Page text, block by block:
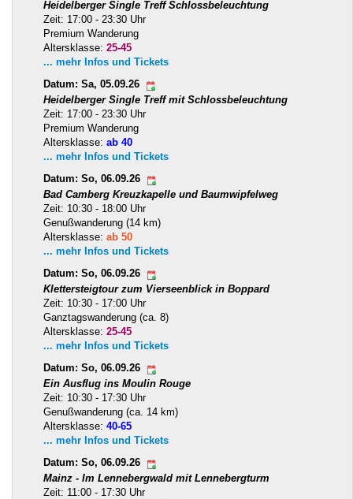
Heidelberger Single Treff Schlossbeleuchtung
Zeit: 17:00 - 23:30 Uhr
Premium Wanderung
Altersklasse: 25-45
... mehr Infos und Tickets
Datum: Sa, 05.09.26
Heidelberger Single Treff mit Schlossbeleuchtung
Zeit: 17:00 - 23:30 Uhr
Premium Wanderung
Altersklasse: ab 40
... mehr Infos und Tickets
Datum: So, 06.09.26
Bad Camberg Kreuzkapelle und Baumwipfelweg
Zeit: 10:30 - 18:00 Uhr
Genußwanderung (14 km)
Altersklasse: ab 50
... mehr Infos und Tickets
Datum: So, 06.09.26
Klettersteigtour zum Vierseenblick in Boppard
Zeit: 10:30 - 17:00 Uhr
Ganztagswanderung (ca. 8)
Altersklasse: 25-45
... mehr Infos und Tickets
Datum: So, 06.09.26
Ein Ausflug ins Moulin Rouge
Zeit: 10:30 - 17:30 Uhr
Genußwanderung (ca. 14 km)
Altersklasse: 40-65
... mehr Infos und Tickets
Datum: So, 06.09.26
Mainz - Im Lennebergwald mit Lennebergturm
Zeit: 11:00 - 17:30 Uhr